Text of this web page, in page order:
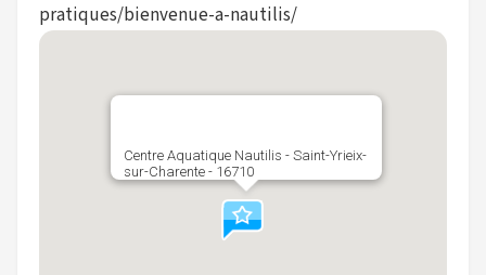
pratiques/bienvenue-a-nautilis/
Centre Aquatique Nautilis - Saint-Yrieix-
sur-Charente - 16710